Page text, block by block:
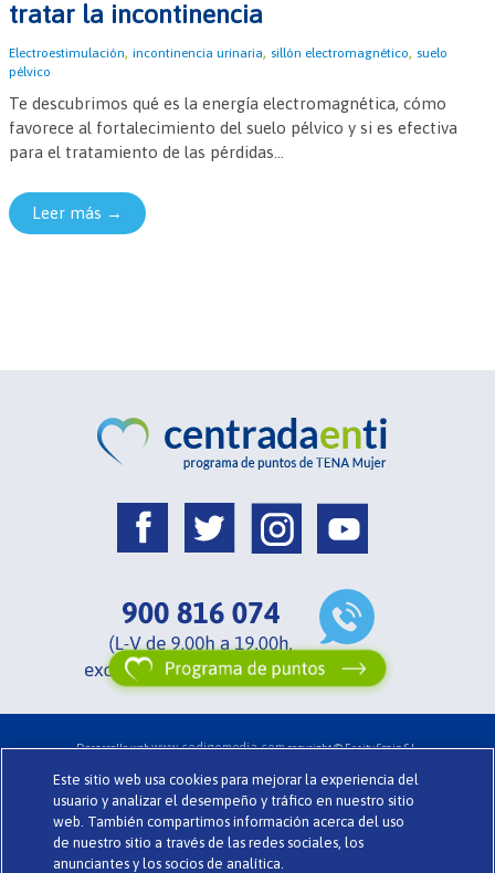
tratar la incontinencia
Electroestimulación, incontinencia urinaria, sillón electromagnético, suelo
pélvico
Te descubrimos qué es la energía electromagnética, cómo
favorece al fortalecimiento del suelo pélvico y si es efectiva
para el tratamiento de las pérdidas...
Leer más →
Desarrollo webwww.codigomedia.comcopyright © Essity Spain S.L.
Política de Privacidad . Preguntas Frecuentes . TENA.es
Este sitio web usa cookies para mejorar la experiencia del
usuario y analizar el desempeño y tráfico en nuestro sitio
web. También compartimos información acerca del uso
de nuestro sitio a través de las redes sociales, los
anunciantes y los socios de analítica.